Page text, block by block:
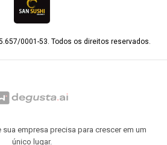
0001-53. Todos os direitos reservados.
sua empresa precisa para crescer em um
único lugar.